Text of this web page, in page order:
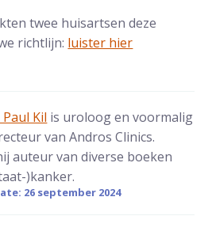
twee huisartsen deze
richtlijn: luister hier
Paul Kil is uroloog en voormalig
van Andros Clinics.
auteur van diverse boeken
)kanker.
26 september 2024